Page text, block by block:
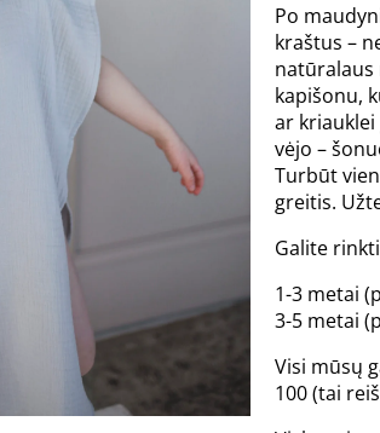
Po
kraštus –
natūralaus
kapišonu,
ar
vėjo –
Turbūt
greitis.
Galite
1-3 metai
3-5 metai
Visi mūsų
100 (tai